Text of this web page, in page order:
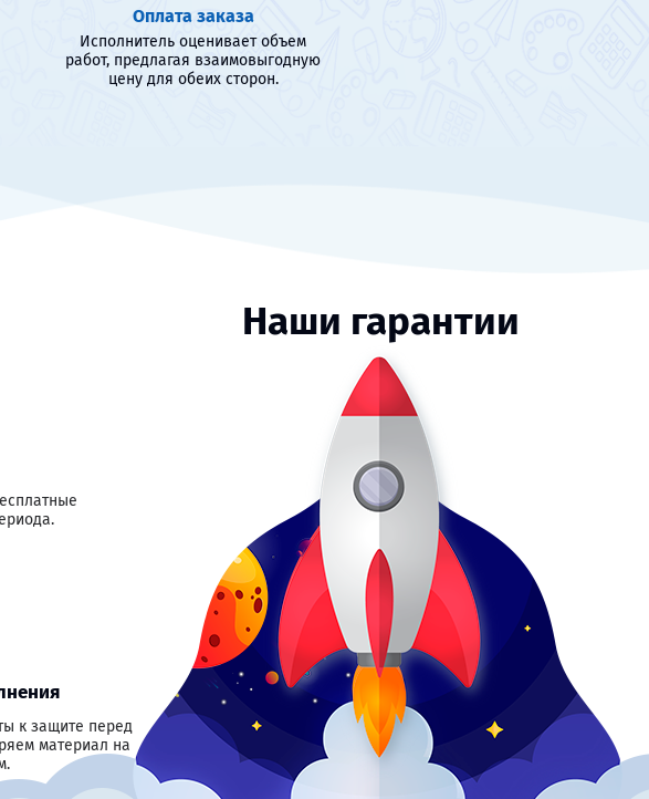
Оплата заказа
Исполнитель оценивает объем
работ, предлагая взаимовыгодную
цену для обеих сторон.
Наши гарантии
к защите перед
материал на